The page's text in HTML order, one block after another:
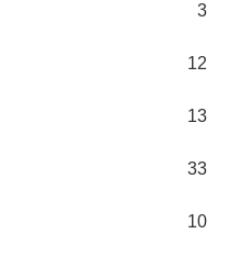
3
12
13
33
10